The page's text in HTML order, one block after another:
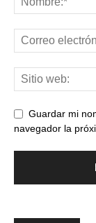
Guardar mi
navegador la